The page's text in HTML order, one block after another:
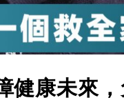
健康未來